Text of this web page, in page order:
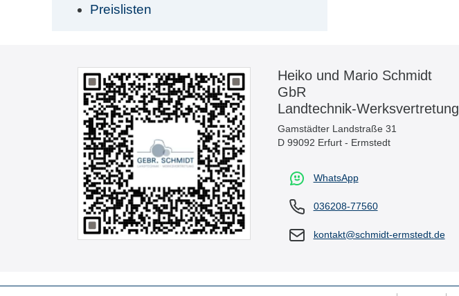
Preislisten
Heiko und Mario Schmidt
GbR
Landtechnik-Werksvertretung
Gamstädter Landstraße 31
D 99092 Erfurt - Ermstedt
WhatsApp
036208-77560
kontakt@schmidt-ermstedt.de